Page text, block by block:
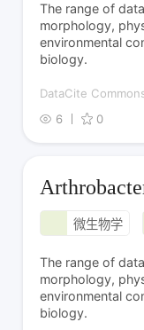
The range of
morphology,
environmental
biology.
DataCite
6
0
微生物学
The range of
morphology,
environmental
biology.